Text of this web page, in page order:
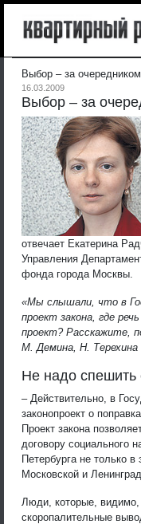
Выбор – за очередником
16.03.2009
Выбор – за
отвечает Екатерина
Управления
фонда города Москвы.
«Мы слышали, что в
проект закона, где
проект? Расскажите,
М. Демина, Н. Терехина
Не надо
– Действительно, в
законопроект о
Проект закона
договору социального
Петербурга не только в
Московской и
Люди, которые, видимо,
скоропалительные